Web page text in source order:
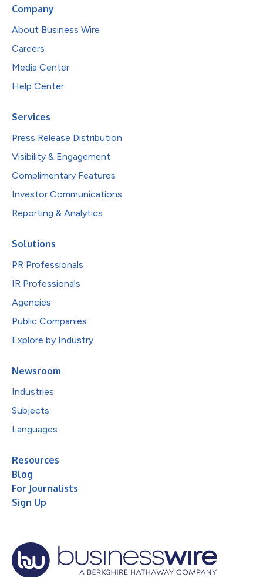
Company
About Business Wire
Careers
Media Center
Help Center
Services
Press Release Distribution
Visibility & Engagement
Complimentary Features
Investor Communications
Reporting & Analytics
Solutions
PR Professionals
IR Professionals
Agencies
Public Companies
Explore by Industry
Newsroom
Industries
Subjects
Languages
Resources
Blog
For Journalists
Sign Up